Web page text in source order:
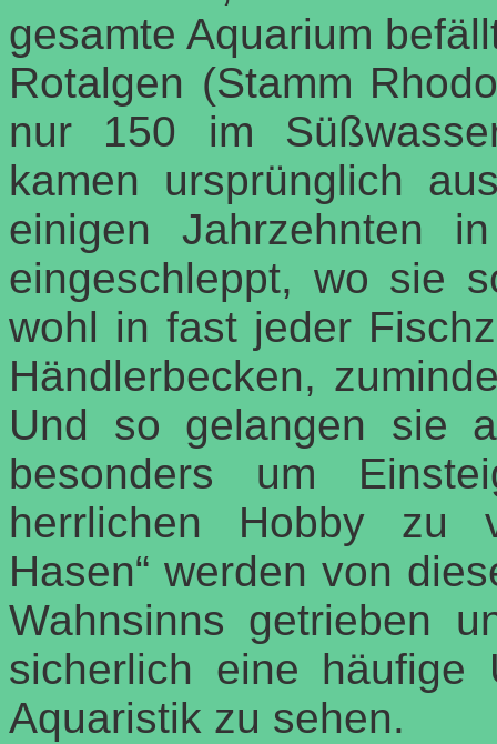
gesamte Aquarium
Rotalgen (Stamm
nur 150 im
kamen ursprünglich
einigen Jahrzehnten
eingeschleppt, wo sie
wohl in fast jeder
Händlerbecken,
Und so gelangen sie
besonders um
herrlichen Hobby zu
Hasen“ werden von
Wahnsinns getrieben
sicherlich eine häufige
Aquaristik zu sehen.